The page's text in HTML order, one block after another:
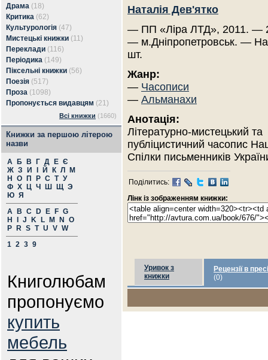
Драма (18)
Критика (62)
Культурологія (47)
Мистецькі книжки (11)
Переклади (116)
Періодика (149)
Піксельні книжки (56)
Поезія (517)
Проза (1098)
Пропонується видавцям (21)
Всі книжки (1660)
Книжки за першою літерою
назви
А Б В Г Д Е Є
Ж З И Й К Л
М
Н
О П Р С Т У
Ф Х Ц Ч Ш Щ Э
Ю Я
A
B C D E F G
H
J K L M N
O
P
R S T U V W
1 2 3 9
Книголюбам
пропонуємо
купить
мебель
Наталія Дев'ятко
— ПП «Ліра ЛТД», 2011. —
— м.Дніпропетровськ. —
шт.
Жанр:
— Часописи
— Альманахи
Анотація:
Літературно-мистецький та
публіцистичний часопис
Спілки письменників
Поділитись:
Лінк із зображенням книжки:
Уривок з
книжки
Рецензії в пресі
(0)